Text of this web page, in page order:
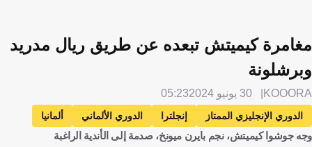
مغامرة كيميتش تبعده عن طريق ريال مدريد
وبرشلونة
KOOORA 30 يونيو 2024 05:23
الدوري الإنجليزي الممتاز إنجلترا الدوري الألماني
ألمانيا
الدوري الإسباني
إسبانيا مانشستر سيتي
برشلونة
وجه جوشوا كيميتش، نجم بايرن ميونخ، صدمة إلى الأندية الراغبة